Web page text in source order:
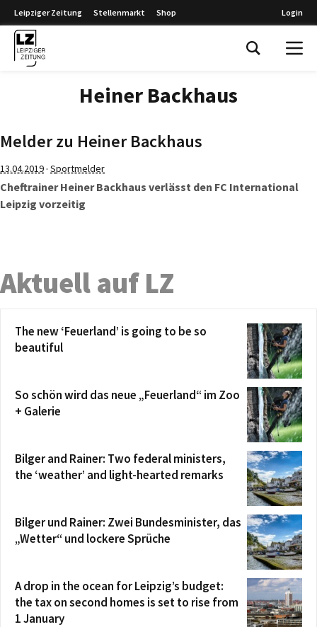
Leipziger Zeitung Stellenmarkt Shop Login
Heiner Backhaus
Melder zu Heiner Backhaus
13.04.2019· Sportmelder
Cheftrainer Heiner Backhaus verlässt den FC International
Leipzig vorzeitig
Aktuell auf LZ
The new ‘Feuerland’ is going to be so
beautiful
So schön wird das neue „Feuerland“ im Zoo
+ Galerie
Bilger and Rainer: Two federal ministers,
the ‘weather’ and light-hearted remarks
Bilger und Rainer: Zwei Bundesminister, das
„Wetter“ und lockere Sprüche
A drop in the ocean for Leipzig’s budget:
the tax on second homes is set to rise from
1 January